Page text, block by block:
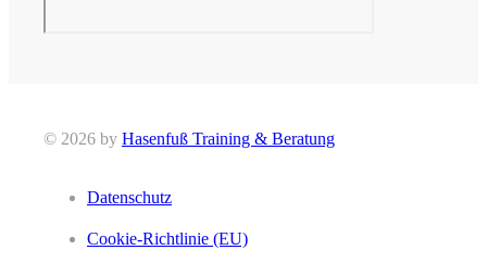
© 2026 by Hasenfuß Training & Beratung
Datenschutz
Cookie-Richtlinie (EU)